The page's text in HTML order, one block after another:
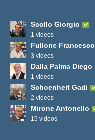
Scollo Giorgio
1 videos
Fullone Francesco
3 videos
Dalla Palma Diego
1 videos
Schoenheit Gadi
2 videos
Mirone Antonello
19 videos